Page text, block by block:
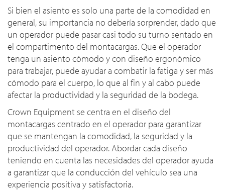
Si bien el asiento es solo una parte de la comodidad en
general, su importancia no debería sorprender, dado que
un operador puede pasar casi todo su turno sentado en
el compartimento del montacargas. Que el operador
tenga un asiento cómodo y con diseño ergonómico
para trabajar, puede ayudar a combatir la fatiga y ser más
cómodo para el cuerpo, lo que al fin y al cabo puede
afectar la productividad y la seguridad de la bodega.
Crown Equipment se centra en el diseño del
montacargas centrado en el operador para garantizar
que se mantengan la comodidad, la seguridad y la
productividad del operador. Abordar cada diseño
teniendo en cuenta las necesidades del operador ayuda
a garantizar que la conducción del vehículo sea una
experiencia positiva y satisfactoria.